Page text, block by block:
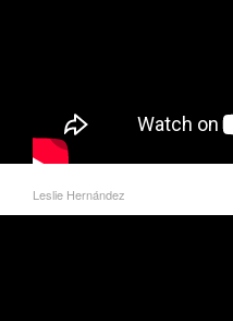
Leslie Hernández